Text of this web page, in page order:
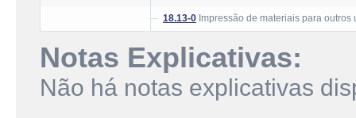
18.13-0 Impressão de materiais para outros
Notas Explicativas:
Não há notas explicativas